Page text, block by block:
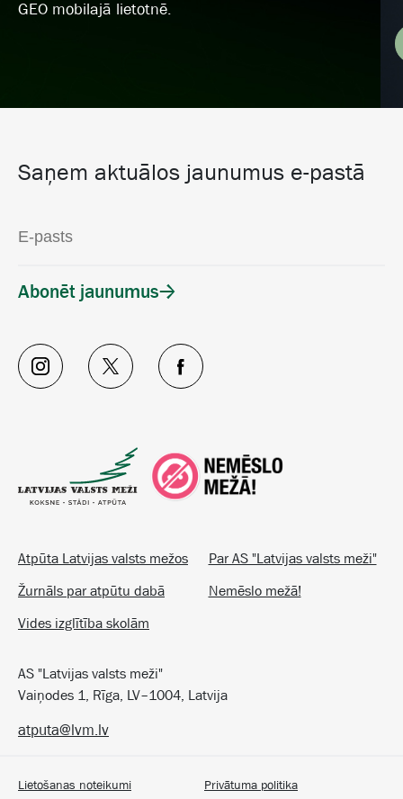
GEO mobilajā lietotnē.
Atpūta Latvijas valsts mežos
Par AS "Latvijas valsts meži"
Žurnāls par atpūtu dabā
Nemēslo mežā!
Vides izglītība skolām
AS "Latvijas valsts meži"
Vaiņodes 1, Rīga, LV–1004, Latvija
Saņem aktuālos jaunumus e-pastā
Abonēt jaunumus
Lietošanas noteikumi Privātuma politika
atputa@lvm.lv